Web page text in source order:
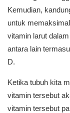
Kemudian,
untuk
vitamin larut
antara lain
D.
Ketika tubuh kita
vitamin tersebut
vitamin tersebut